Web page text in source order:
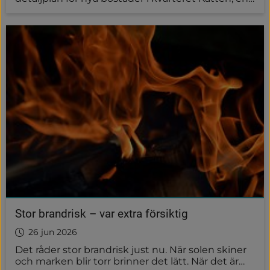
samråd vilket innebär möjlighet att ta del av och
lämna synpunkter på förslaget.
Stor brandrisk – var extra försiktig
26 jun 2026
Det råder stor brandrisk just nu. När solen skiner
och marken blir torr brinner det lätt. När det är